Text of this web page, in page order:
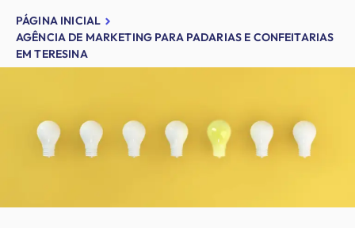
PÁGINA INICIAL
AGÊNCIA DE MARKETING PARA PADARIAS E CONFEITARIAS
EM TERESINA